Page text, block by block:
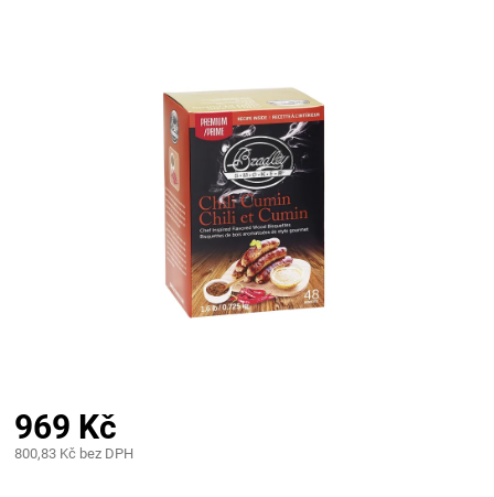
OMÁČKY
969 Kč
800,83 Kč bez DPH